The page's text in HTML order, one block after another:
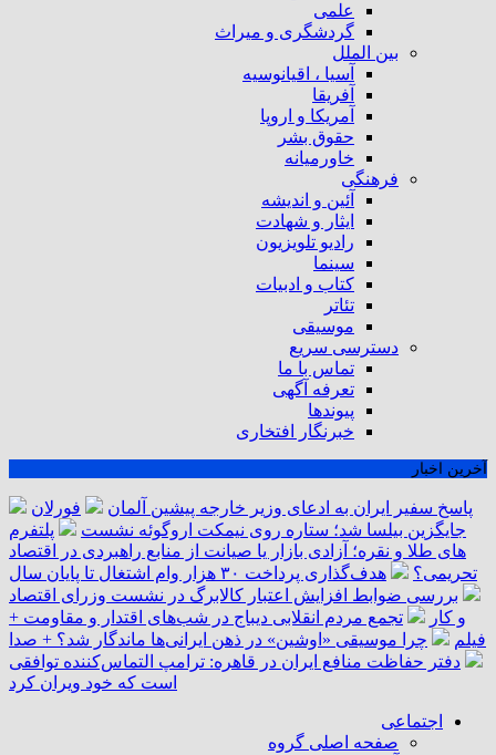
علمی
گردشگری و میراث
بین الملل
آسیا ، اقیانوسیه
آفریقا
آمریکا و اروپا
حقوق بشر
خاورمیانه
فرهنگی
آئین و اندیشه
ایثار و شهادت
رادیو تلویزیون
سینما
کتاب و ادبیات
تئاتر
موسیقی
دسترسی سریع
تماس با ما
تعرفه آگهی
پیوندها
خبرنگار افتخاری
آخرین اخبار
پاسخ سفیر ایران به ادعای وزیر خارجه پیشین آلمان
فورلان
جایگزین بیلسا شد؛ ستاره روی نیمکت اروگوئه نشست
پلتفرم
‌های طلا و نقره؛ آزادی بازار یا صیانت از منابع راهبردی در اقتصاد
تحریمی؟
هدف‌گذاری پرداخت ۳۰ هزار وام اشتغال تا پایان سال
بررسی ضوابط افزایش اعتبار کالابرگ در نشست وزرای اقتصاد
و کار
تجمع مردم انقلابی دیباج در شب‌های اقتدار و مقاومت +
فیلم
چرا موسیقی «اوشین» در ذهن ایرانی‌ها ماندگار شد؟ + صدا
دفتر حفاظت منافع ایران در قاهره: ترامپ التماس‌کننده توافقی
است که خود ویران کرد
اجتماعی
صفحه اصلی گروه